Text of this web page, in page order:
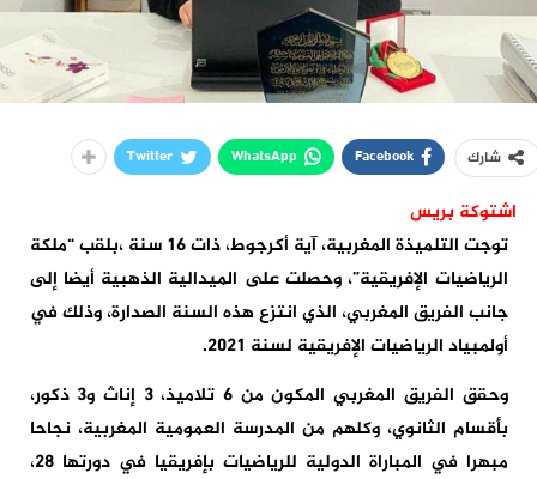
شارك Facebook
WhatsApp
Twitter
اشتوكة بريس
توجت التلميذة المغربية، آية أكرجوط، ذات 16 سنة ،بلقب “ملكة
الرياضيات الإفريقية”، وحصلت على الميدالية الذهبية أيضا إلى
جانب الفريق المغربي، الذي انتزع هذه السنة الصدارة، وذلك في
أولمبياد الرياضيات الإفريقية لسنة 2021.
وحقق الفريق المغربي المكون من 6 تلاميذ، 3 إناث و3 ذكور،
بأقسام الثانوي، وكلهم من المدرسة العمومية المغربية، نجاحا
مبهرا في المباراة الدولية للرياضيات بإفريقيا في دورتها 28،